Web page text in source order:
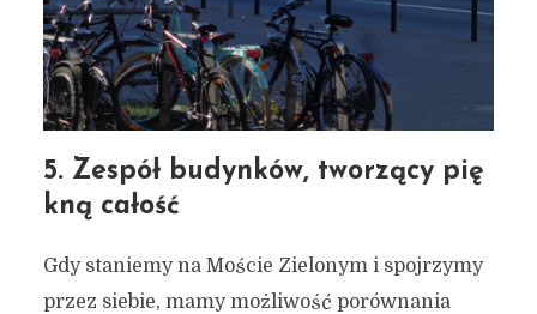
5. Zespół budynków, tworzący pię
kną całość
Gdy staniemy na Moście Zielonym i spojrzymy
przez siebie, mamy możliwość porównania